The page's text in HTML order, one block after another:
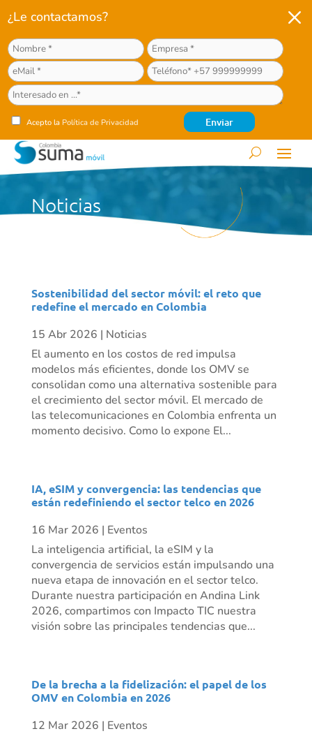
¿Le contactamos?
Acepto la Política de Privacidad
M
Noticias
Sostenibilidad del sector móvil: el reto que
redefine el mercado en Colombia
15 Abr 2026 | Noticias
El aumento en los costos de red impulsa
modelos más eficientes, donde los OMV se
consolidan como una alternativa sostenible para
el crecimiento del sector móvil. El mercado de
las telecomunicaciones en Colombia enfrenta un
momento decisivo. Como lo expone El...
IA, eSIM y convergencia: las tendencias que
están redefiniendo el sector telco en 2026
16 Mar 2026 | Eventos
La inteligencia artificial, la eSIM y la
convergencia de servicios están impulsando una
nueva etapa de innovación en el sector telco.
Durante nuestra participación en Andina Link
2026, compartimos con Impacto TIC nuestra
visión sobre las principales tendencias que...
De la brecha a la fidelización: el papel de los
OMV en Colombia en 2026
12 Mar 2026 | Eventos